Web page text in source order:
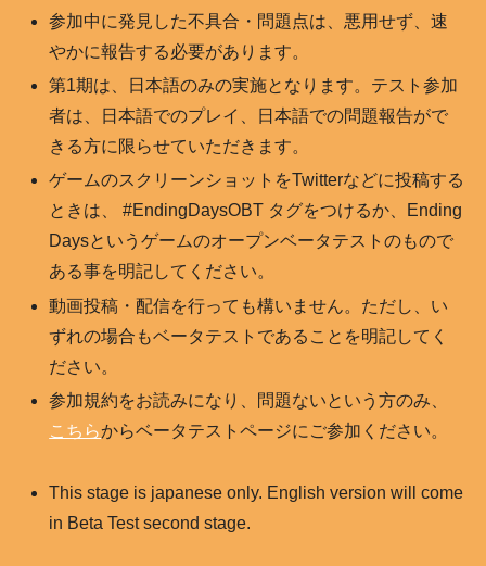
参加中に発見した不具合・問題点は、悪用せず、速
やかに報告する必要があります。
第1期は、日本語のみの実施となります。テスト参加
者は、日本語でのプレイ、日本語での問題報告がで
きる方に限らせていただきます。
ゲームのスクリーンショットをTwitterなどに投稿する
ときは、 #EndingDaysOBT タグをつけるか、Ending
Daysというゲームのオープンベータテストのもので
ある事を明記してください。
動画投稿・配信を行っても構いません。ただし、い
ずれの場合もベータテストであることを明記してく
ださい。
参加規約をお読みになり、問題ないという方のみ、
こちらからベータテストページにご参加ください。
This stage is japanese only. English version will come
in Beta Test second stage.